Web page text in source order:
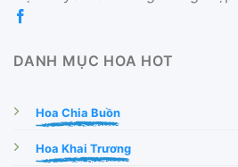
DANH MỤC HOA HOT
Hoa Chia Buồn
Hoa Khai Trương